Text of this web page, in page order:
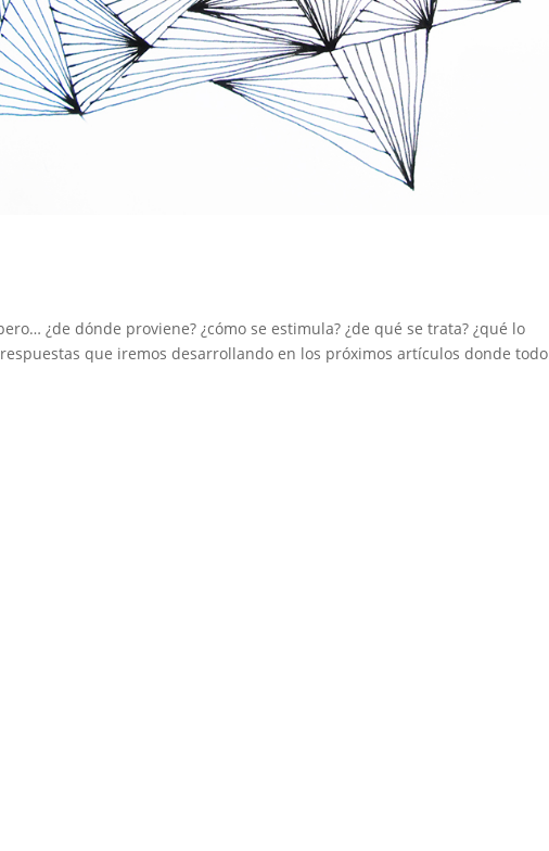
¿de dónde proviene? ¿cómo se estimula? ¿de qué se trata? ¿qué lo
que iremos desarrollando en los próximos artículos donde todo